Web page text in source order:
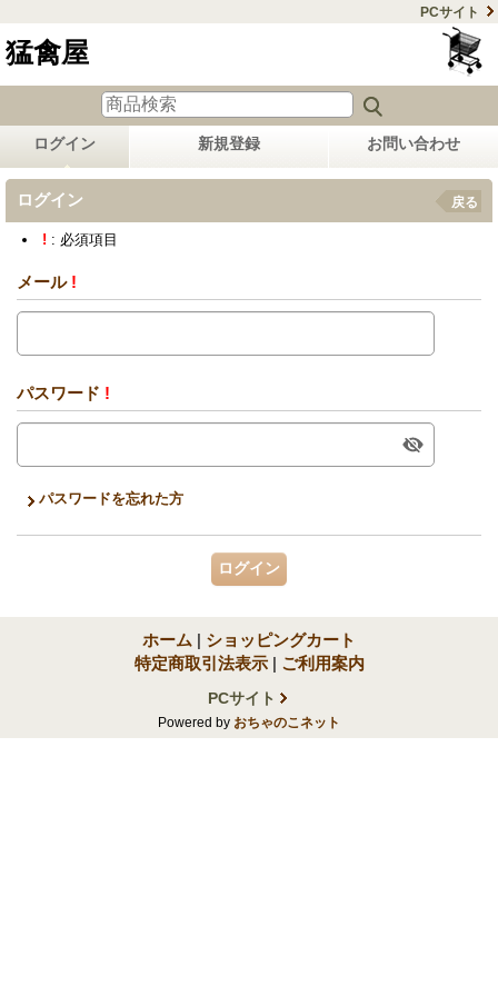
PCサイト
猛禽屋
ログイン 新規登録 お問い合わせ
ログイン 戻る
! : 必須項目
メール !
パスワード !
パスワードを忘れた方
ホーム | ショッピングカート
特定商取引法表示 | ご利用案内
PCサイト
Powered by おちゃのこネット